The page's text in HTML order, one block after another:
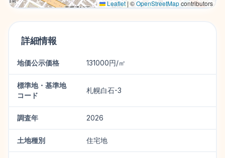
Leaflet|©OpenStreetMapcontributors
詳細情報
地価公示価格 131000円/㎡
標準地・基準地
コード
札幌白石-3
調査年 2026
土地種別 住宅地